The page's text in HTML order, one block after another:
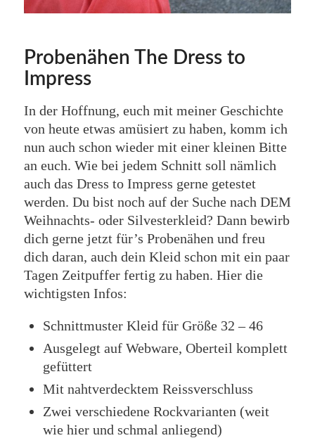
Probenähen The Dress to
Impress
In der Hoffnung, euch mit meiner Geschichte
von heute etwas amüsiert zu haben, komm ich
nun auch schon wieder mit einer kleinen Bitte
an euch. Wie bei jedem Schnitt soll nämlich
auch das Dress to Impress gerne getestet
werden. Du bist noch auf der Suche nach DEM
Weihnachts- oder Silvesterkleid? Dann bewirb
dich gerne jetzt für’s Probenähen und freu
dich daran, auch dein Kleid schon mit ein paar
Tagen Zeitpuffer fertig zu haben. Hier die
wichtigsten Infos:
Schnittmuster Kleid für Größe 32 – 46
Ausgelegt auf Webware, Oberteil komplett
gefüttert
Mit nahtverdecktem Reissverschluss
Zwei verschiedene Rockvarianten (weit
wie hier und schmal anliegend)